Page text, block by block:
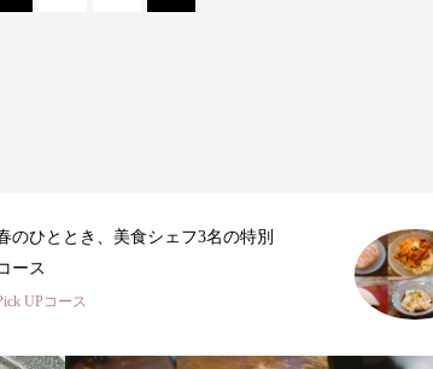
2026年3月】新規デビューシェフの
紹介
UPコース